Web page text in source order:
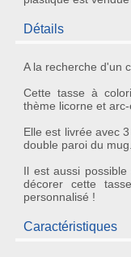
Détails
A la recherche d'un
Cette tasse à
thème licorne et
Elle est livrée avec
double paroi du mug.
Il est aussi
décorer cette
personnalisé !
Caractéristiques